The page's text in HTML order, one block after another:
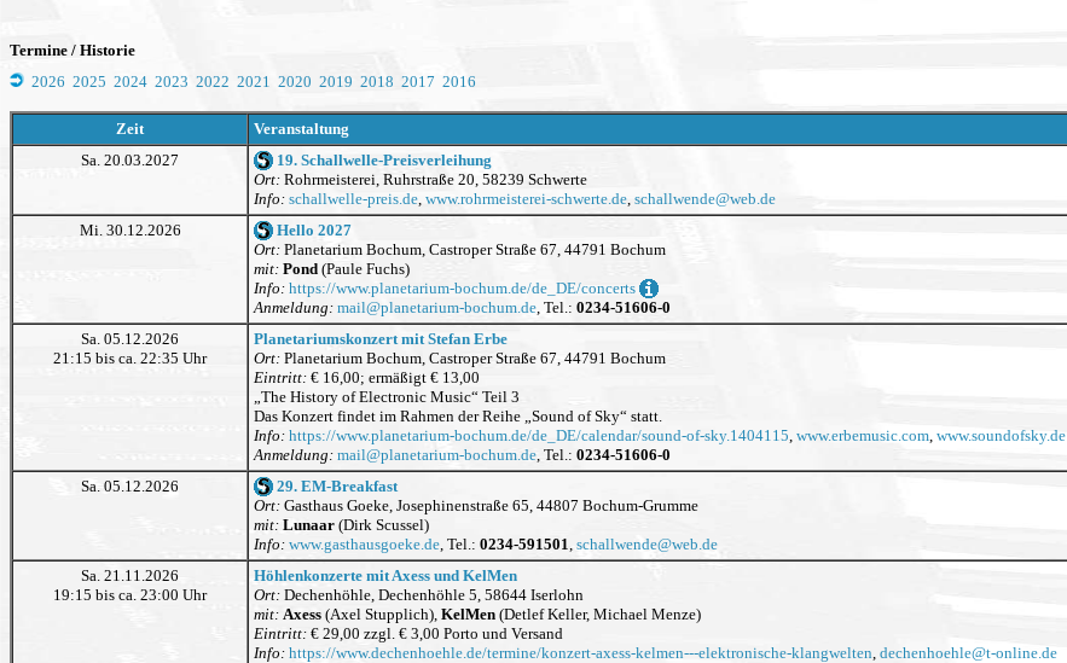
Termine / Historie
2026 2025 2024 2023 2022 2021 2020 2019 2018 2017 2016
Zeit
Veranstaltung
Sa. 20.03.2027
19. Schallwelle-Preisverleihung
Ort: Rohrmeisterei, Ruhrstraße 20, 58239 Schwerte
Info: schallwelle-preis.de, www.rohrmeisterei-schwerte.de, schallwende@web.de
Mi. 30.12.2026
Hello 2027
Ort: Planetarium Bochum, Castroper Straße 67, 44791 Bochum
mit: Pond (Paule Fuchs)
Info: https://www.planetarium-bochum.de/de_DE/concerts
Anmeldung: mail@planetarium-bochum.de, Tel.: 0234-51606-0
Sa. 05.12.2026
21:15 bis ca. 22:35 Uhr
Planetariumskonzert mit Stefan Erbe
Ort: Planetarium Bochum, Castroper Straße 67, 44791 Bochum
Eintritt: € 16,00; ermäßigt € 13,00
„The History of Electronic Music“ Teil 3
Das Konzert findet im Rahmen der Reihe „Sound of Sky“ statt.
Info: https://www.planetarium-bochum.de/de_DE/calendar/sound-of-sky.1404115, www.erbemusic.com, www.soundofsky.de
Anmeldung: mail@planetarium-bochum.de, Tel.: 0234-51606-0
Sa. 05.12.2026
29. EM-Breakfast
Ort: Gasthaus Goeke, Josephinenstraße 65, 44807 Bochum-Grumme
mit: Lunaar (Dirk Scussel)
Info: www.gasthausgoeke.de, Tel.: 0234-591501, schallwende@web.de
Sa. 21.11.2026
19:15 bis ca. 23:00 Uhr
Höhlenkonzerte mit Axess und KelMen
Ort: Dechenhöhle, Dechenhöhle 5, 58644 Iserlohn
mit: Axess (Axel Stupplich), KelMen (Detlef Keller, Michael Menze)
Eintritt: € 29,00 zzgl. € 3,00 Porto und Versand
Info: https://www.dechenhoehle.de/termine/konzert-axess-kelmen---elektronische-klangwelten, dechenhoehle@t-online.de